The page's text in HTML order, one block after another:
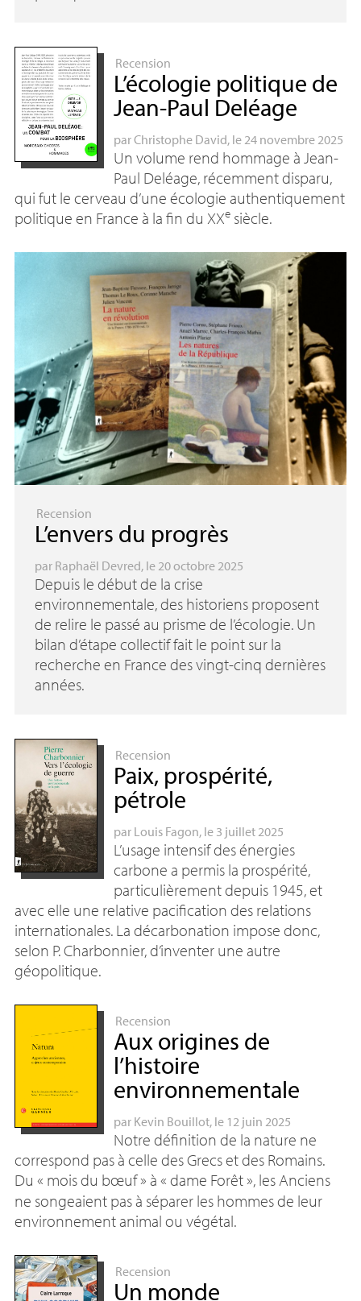
Recension
L’écologie politique de
Jean-Paul Deléage
parChristophe David, le 24 novembre 2025
Un volume rend hommage à Jean-
Paul Deléage, récemment disparu,
qui fut le cerveau d’une écologie authentiquement
politique en France à la fin du XXesiècle.
Recension
L’envers du progrès
par Raphaël Devred, le 20 octobre 2025
Depuis le début de la crise
environnementale, des historiens proposent
de relire le passé au prisme de l’écologie. Un
bilan d’étape collectif fait le point sur la
recherche en France des vingt-cinq dernières
années.
Recension
Paix, prospérité,
pétrole
par Louis Fagon, le 3 juillet 2025
L’usage intensif des énergies
carbone a permis la prospérité,
particulièrement depuis 1945, et
avec elle une relative pacification des relations
internationales. La décarbonation impose donc,
selon P. Charbonnier, d’inventer une autre
géopolitique.
Recension
Aux origines de
l’histoire
environnementale
par Kevin Bouillot, le 12 juin 2025
Notre définition de la nature ne
correspond pas à celle des Grecs et des Romains.
Du « mois du bœuf» à « dame Forêt», les Anciens
ne songeaient pas à séparer les hommes de leur
environnement animal ou végétal.
Recension
Un monde